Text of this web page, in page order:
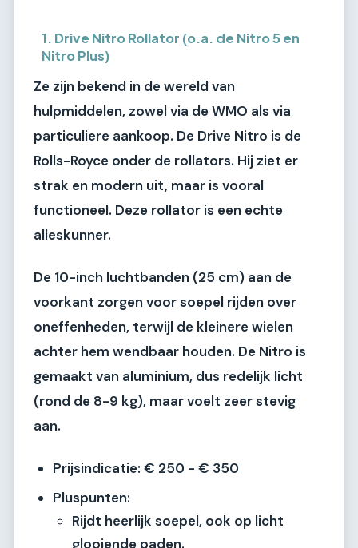
1. Drive Nitro Rollator (o.a. de Nitro 5 en
Nitro Plus)
Ze zijn bekend in de wereld van
hulpmiddelen, zowel via de WMO als via
particuliere aankoop. De Drive Nitro is de
Rolls-Royce onder de rollators. Hij ziet er
strak en modern uit, maar is vooral
functioneel. Deze rollator is een echte
alleskunner.
De 10-inch luchtbanden (25 cm) aan de
voorkant zorgen voor soepel rijden over
oneffenheden, terwijl de kleinere wielen
achter hem wendbaar houden. De Nitro is
gemaakt van aluminium, dus redelijk licht
(rond de 8-9 kg), maar voelt zeer stevig
aan.
Prijsindicatie: € 250 - € 350
Pluspunten:
Rijdt heerlijk soepel, ook op licht
glooiende paden.